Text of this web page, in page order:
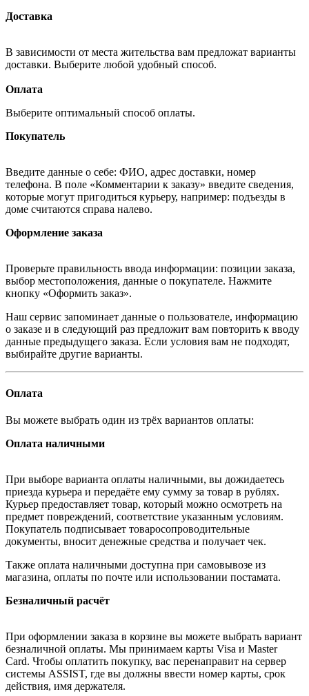
Доставка
В зависимости от места жительства вам предложат варианты
доставки. Выберите любой удобный способ.
Оплата
Выберите оптимальный способ оплаты.
Покупатель
Введите данные о себе: ФИО, адрес доставки, номер
телефона. В поле «Комментарии к заказу» введите сведения,
которые могут пригодиться курьеру, например: подъезды в
доме считаются справа налево.
Оформление заказа
Проверьте правильность ввода информации: позиции заказа,
выбор местоположения, данные о покупателе. Нажмите
кнопку «Оформить заказ».
Наш сервис запоминает данные о пользователе, информацию
о заказе и в следующий раз предложит вам повторить к вводу
данные предыдущего заказа. Если условия вам не подходят,
выбирайте другие варианты.
Оплата
Вы можете выбрать один из трёх вариантов оплаты:
Оплата наличными
При выборе варианта оплаты наличными, вы дожидаетесь
приезда курьера и передаёте ему сумму за товар в рублях.
Курьер предоставляет товар, который можно осмотреть на
предмет повреждений, соответствие указанным условиям.
Покупатель подписывает товаросопроводительные
документы, вносит денежные средства и получает чек.
Также оплата наличными доступна при самовывозе из
магазина, оплаты по почте или использовании постамата.
Безналичный расчёт
При оформлении заказа в корзине вы можете выбрать вариант
безналичной оплаты. Мы принимаем карты Visa и Master
Card. Чтобы оплатить покупку, вас перенаправит на сервер
системы ASSIST, где вы должны ввести номер карты, срок
действия, имя держателя.